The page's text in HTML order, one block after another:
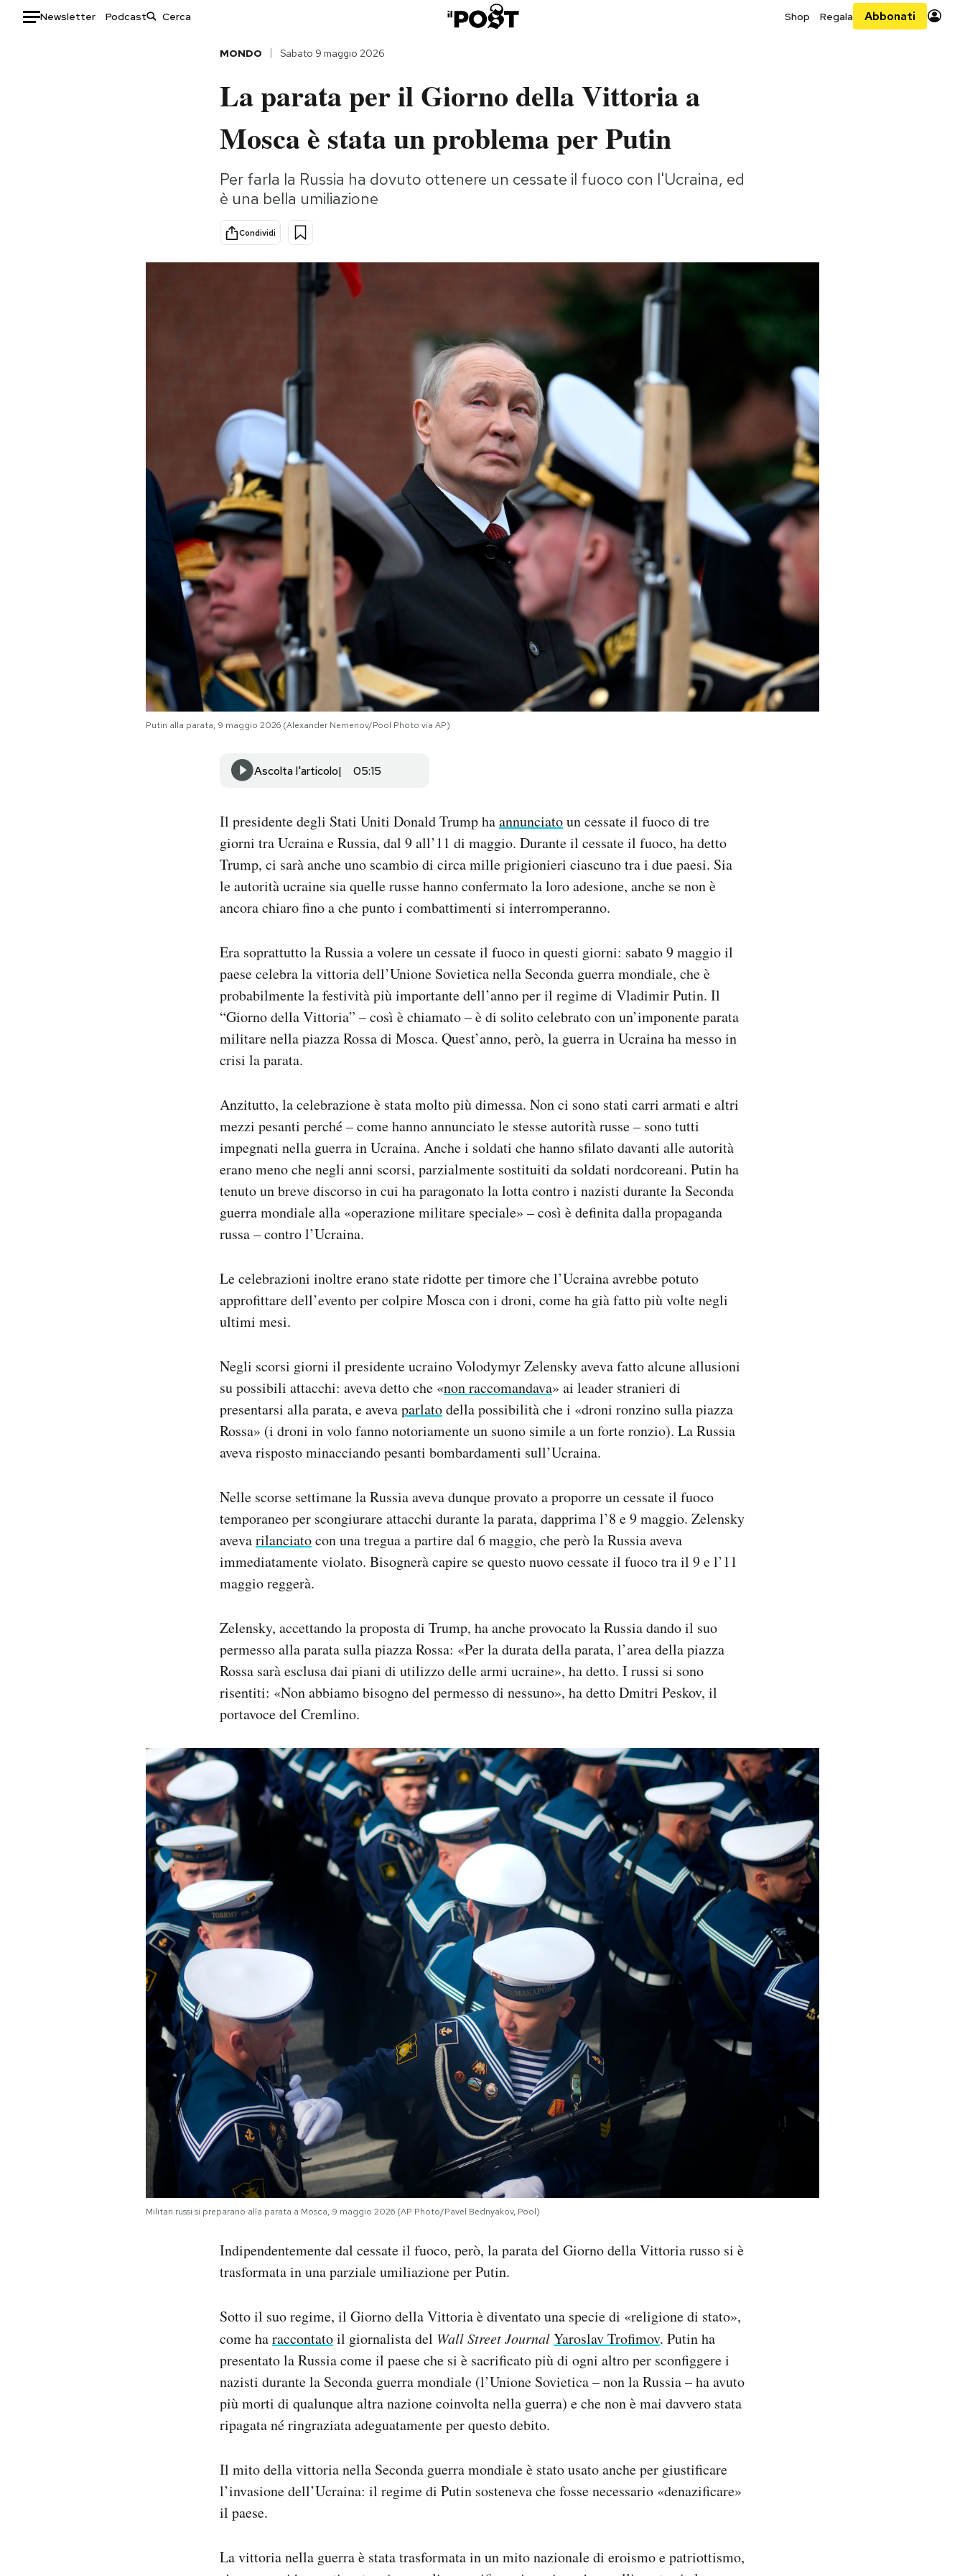
Newsletter Podcast Shop Regala Abbonati
Storie/Idee
Ok Boomer!
Altrecose
AREA PERSONALE
Hai bisogno di aiuto?
MONDO Sabato 9 maggio 2026
La parata per il Giorno della Vittoria a
Mosca è stata un problema per Putin
Per farla la Russia ha dovuto ottenere un cessate il fuoco con l'Ucraina, ed
è una bella umiliazione
Condividi
Putin alla parata, 9 maggio 2026 (Alexander Nemenov/Pool Photo via AP)
Ascolta l'articolo 05:15
Il presidente degli Stati Uniti Donald Trump haannunciatoun cessate il fuoco di tre
giorni tra Ucraina e Russia, dal 9 all’11 di maggio. Durante il cessate il fuoco, ha detto
Trump, ci sarà anche uno scambio di circa mille prigionieri ciascuno tra i due paesi. Sia
le autorità ucraine sia quelle russe hanno confermato la loro adesione, anche se non è
ancora chiaro fino a che punto i combattimenti si interromperanno.
Era soprattutto la Russia a volere un cessate il fuoco in questi giorni: sabato 9 maggio il
paese celebra la vittoria dell’Unione Sovietica nella Seconda guerra mondiale, che è
probabilmente la festività più importante dell’anno per il regime di Vladimir Putin. Il
“Giorno della Vittoria” – così è chiamato – è di solito celebrato con un’imponente parata
militare nella piazza Rossa di Mosca. Quest’anno, però, la guerra in Ucraina ha messo in
crisi la parata.
Anzitutto, la celebrazione è stata molto più dimessa. Non ci sono stati carri armati e altri
mezzi pesanti perché – come hanno annunciato le stesse autorità russe – sono tutti
impegnati nella guerra in Ucraina. Anche i soldati che hanno sfilato davanti alle autorità
erano meno che negli anni scorsi, parzialmente sostituiti da soldati nordcoreani. Putin ha
tenuto un breve discorso in cui ha paragonato la lotta contro i nazisti durante la Seconda
guerra mondiale alla «operazione militare speciale» – così è definita dalla propaganda
russa – contro l’Ucraina.
Le celebrazioni inoltre erano state ridotte per timore che l’Ucraina avrebbe potuto
approfittare dell’evento per colpire Mosca con i droni, come ha già fatto più volte negli
ultimi mesi.
Negli scorsi giorni il presidente ucraino Volodymyr Zelensky aveva fatto alcune allusioni
su possibili attacchi: aveva detto che «non raccomandava» ai leader stranieri di
presentarsi alla parata, e avevaparlatodella possibilità che i «droni ronzino sulla piazza
Rossa» (i droni in volo fanno notoriamente un suono simile a un forte ronzio). La Russia
aveva risposto minacciando pesanti bombardamenti sull’Ucraina.
Nelle scorse settimane la Russia aveva dunque provato a proporre un cessate il fuoco
temporaneo per scongiurare attacchi durante la parata, dapprima l’8 e 9 maggio. Zelensky
avevarilanciatocon una tregua a partire dal 6 maggio, che però la Russia aveva
immediatamente violato. Bisognerà capire se questo nuovo cessate il fuoco tra il 9 e l’11
maggio reggerà.
Zelensky, accettando la proposta di Trump, ha anche provocato la Russia dando il suo
permesso alla parata sulla piazza Rossa: «Per la durata della parata, l’area della piazza
Rossa sarà esclusa dai piani di utilizzo delle armi ucraine», ha detto. I russi si sono
risentiti: «Non abbiamo bisogno del permesso di nessuno», ha detto Dmitri Peskov, il
portavoce del Cremlino.
Militari russi si preparano alla parata a Mosca, 9 maggio 2026 (AP Photo/Pavel Bednyakov, Pool)
Indipendentemente dal cessate il fuoco, però, la parata del Giorno della Vittoria russo si è
trasformata in una parziale umiliazione per Putin.
Sotto il suo regime, il Giorno della Vittoria è diventato una specie di «religione di stato»,
come haraccontatoil giornalista del Wall Street JournalYaroslav Trofimov. Putin ha
presentato la Russia come il paese che si è sacrificato più di ogni altro per sconfiggere i
nazisti durante la Seconda guerra mondiale (l’Unione Sovietica – non la Russia – ha avuto
più morti di qualunque altra nazione coinvolta nella guerra) e che non è mai davvero stata
ripagata né ringraziata adeguatamente per questo debito.
Il mito della vittoria nella Seconda guerra mondiale è stato usato anche per giustificare
l’invasione dell’Ucraina: il regime di Putin sosteneva che fosse necessario «denazificare»
il paese.
La vittoria nella guerra è stata trasformata in un mito nazionale di eroismo e patriottismo,